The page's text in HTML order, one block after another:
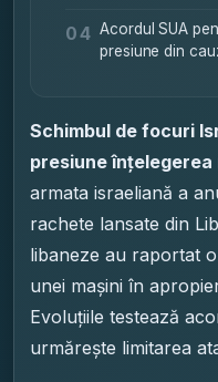
04 Acordul SUA
presiune din
Schimbul de focuri
presiune înțelegerea
armata israeliană a
rachete lansate din
libaneze au raportat
unei mașini în
Evoluțiile testează
urmărește limitarea